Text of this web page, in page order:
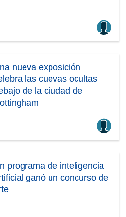
nueva exposición
las cuevas ocultas
de la ciudad de
programa de inteligencia
ganó un concurso de